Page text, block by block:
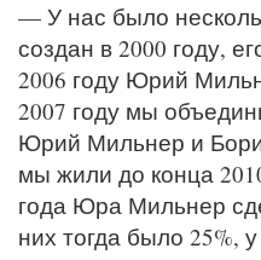
— У нас было
создан в 2000 году,
2006 году Юрий
2007 году мы
Юрий Мильнер и
мы жили до конца
года Юра Мильнер
них тогда было 25%,